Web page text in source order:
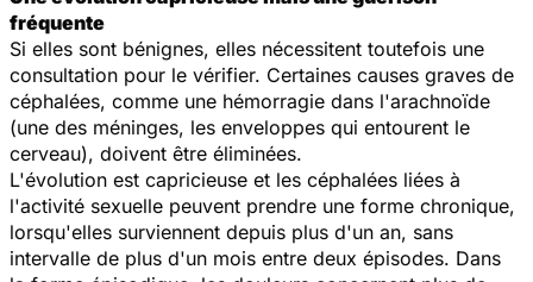
fréquente
Si elles sont bénignes, elles nécessitent toutefois une
consultation pour le vérifier. Certaines causes graves de
céphalées, comme une hémorragie dans l'arachnoïde
(une des méninges, les enveloppes qui entourent le
cerveau), doivent être éliminées.
L'évolution est capricieuse et les céphalées liées à
l'activité sexuelle peuvent prendre une forme chronique,
lorsqu'elles surviennent depuis plus d'un an, sans
intervalle de plus d'un mois entre deux épisodes. Dans